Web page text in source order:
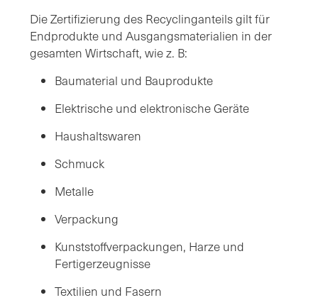
Die Zertifizierung des Recyclinganteils gilt für
Endprodukte und Ausgangsmaterialien in der
gesamten Wirtschaft, wie z. B:
Baumaterial und Bauprodukte
Elektrische und elektronische Geräte
Haushaltswaren
Schmuck
Metalle
Verpackung
Kunststoffverpackungen, Harze und
Fertigerzeugnisse
Textilien und Fasern